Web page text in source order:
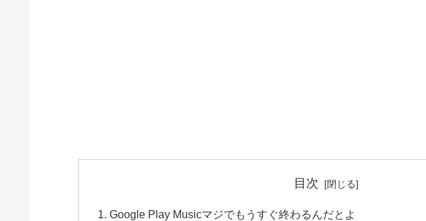
目次
Google Play Musicマジでもうすぐ終わるんだとよ